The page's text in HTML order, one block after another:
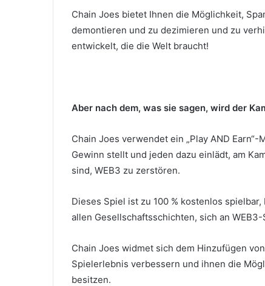
Chain Joes bietet Ihnen die Möglichkeit,
demontieren und zu dezimieren und zu
entwickelt, die die Welt braucht!
Aber nach dem, was sie sagen, wird der
Chain Joes verwendet ein „Play AND
Gewinn stellt und jeden dazu einlädt, am
sind, WEB3 zu zerstören.
Dieses Spiel ist zu 100 % kostenlos
allen Gesellschaftsschichten, sich an
Chain Joes widmet sich dem Hinzufügen
Spielerlebnis verbessern und ihnen die
besitzen.